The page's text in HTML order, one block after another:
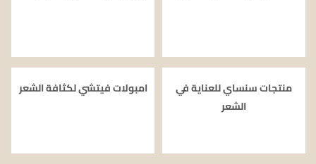
منتجات سنساي للعناية في
الشعر
امبولات فيتشي لكثافة الشعر